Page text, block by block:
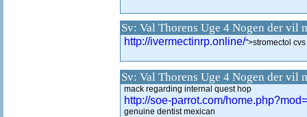
Sv: Val Thorens Uge 4 Nogen der vil
http://ivermectinrp.online/">stromectol cvs
Sv: Val Thorens Uge 4 Nogen der vil
mack regarding internal quest hop
http://soe-parrot.com/
genuine dentist mexican